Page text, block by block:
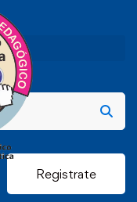
Registrate